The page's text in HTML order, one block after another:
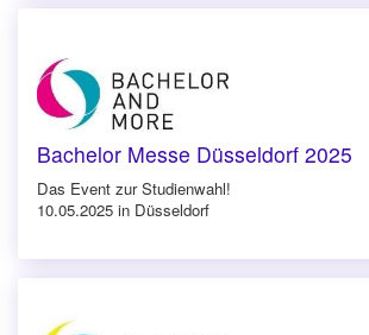
Bachelor Messe Düsseldorf 2025
Das Event zur Studienwahl!
10.05.2025 in Düsseldorf